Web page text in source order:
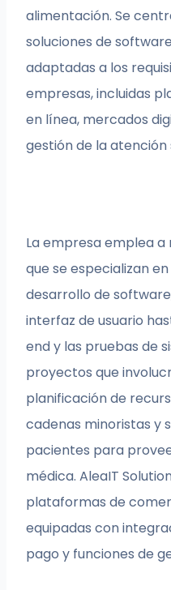
alimentación. Se
soluciones de
adaptadas a los
empresas, incluidas
en línea, mercados
gestión de la atención
La empresa emplea
que se especializan
desarrollo de
interfaz de usuario
end y las pruebas de
proyectos que
planificación de
cadenas minoristas y
pacientes para
médica. AleaIT
plataformas de
equipadas con
pago y funciones de